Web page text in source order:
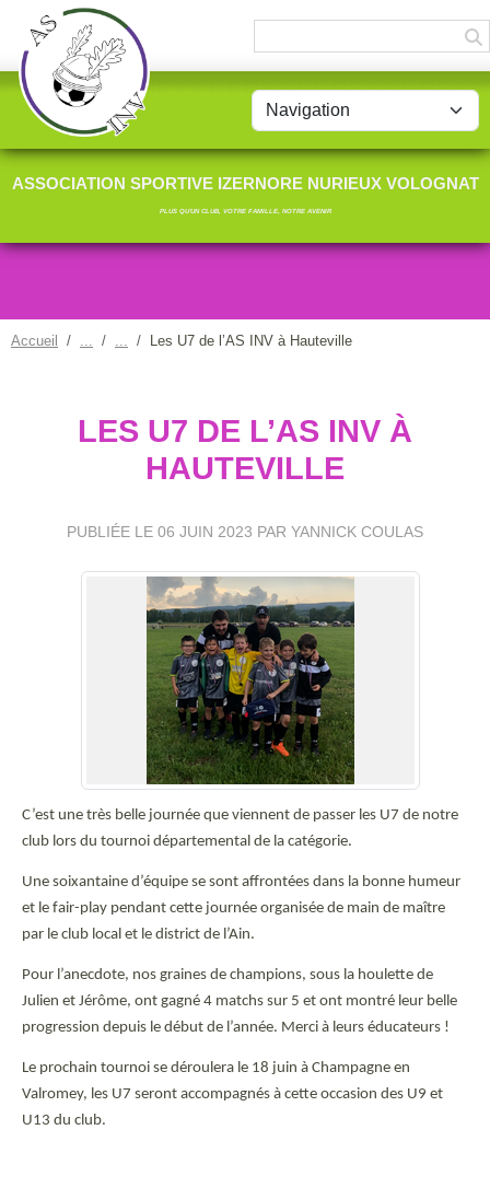
ASSOCIATION SPORTIVE IZERNORE NURIEUX VOLOGNAT
PLUS QU'UN CLUB, VOTRE FAMILLE, NOTRE AVENIR
Accueil Les U7 de l’AS INV à Hauteville
LES U7 DE L’AS INV À
HAUTEVILLE
PUBLIÉE LE 06 JUIN 2023 PAR YANNICK COULAS
C’est une très belle journée que viennent de passer les U7 de notre
club lors du tournoi départemental de la catégorie.
Une soixantaine d’équipe se sont affrontées dans la bonne humeur
et le fair-play pendant cette journée organisée de main de maître
par le club local et le district de l’Ain.
Pour l’anecdote, nos graines de champions, sous la houlette de
Julien et Jérôme, ont gagné 4 matchs sur 5 et ont montré leur belle
progression depuis le début de l’année. Merci à leurs éducateurs !
Le prochain tournoi se déroulera le 18 juin à Champagne en
Valromey, les U7 seront accompagnés à cette occasion des U9 et
U13 du club.
Panneau de gestion des cookies